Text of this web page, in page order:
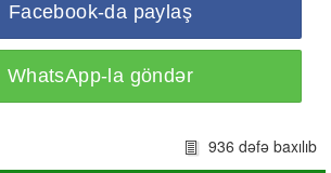
Facebook-da paylaş
WhatsApp-la göndər
936 dəfə baxılıb